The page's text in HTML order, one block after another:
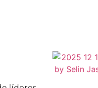
Presidium en